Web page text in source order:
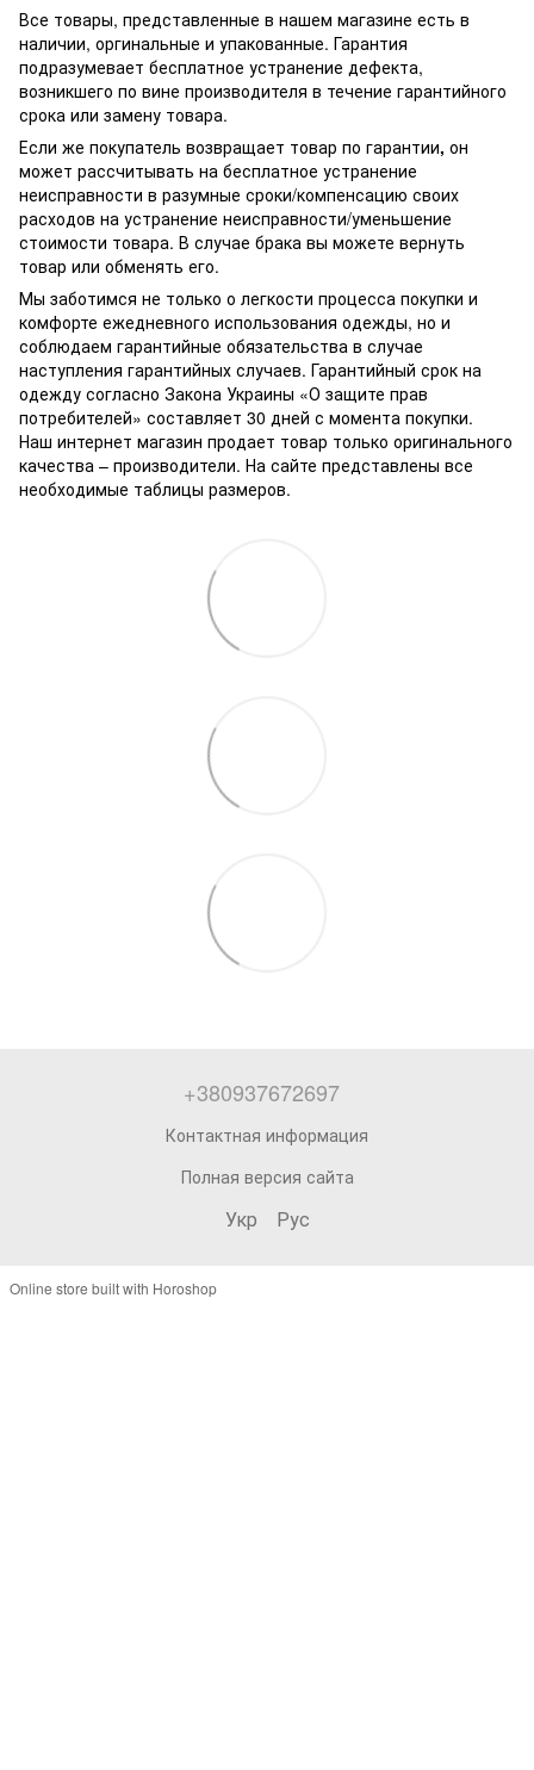
Все товары, представленные в нашем магазине есть в
наличии, оргинальные и упакованные. Гарантия
подразумевает бесплатное устранение дефекта,
возникшего по вине производителя в течение гарантийного
срока или замену товара.
Если же покупатель возвращает товар по гарантии, он
может рассчитывать на бесплатное устранение
неисправности в разумные сроки/компенсацию своих
расходов на устранение неисправности/уменьшение
стоимости товара. В случае брака вы можете вернуть
товар или обменять его.
Мы заботимся не только о легкости процесса покупки и
комфорте ежедневного использования одежды, но и
соблюдаем гарантийные обязательства в случае
наступления гарантийных случаев. Гарантийный срок на
одежду согласно Закона Украины «О защите прав
потребителей» составляет 30 дней с момента покупки.
Наш интернет магазин продает товар только оригинального
качества – производители. На сайте представлены все
необходимые таблицы размеров.
+380937672697
Контактная информация
Полная версия сайта
Укр Рус
Online store built with Horoshop